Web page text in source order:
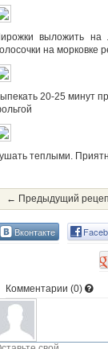
выложить на
на морковке
20-25 минут
теплыми.
← Предыдущий
Вконтакте
Комментарии (0)